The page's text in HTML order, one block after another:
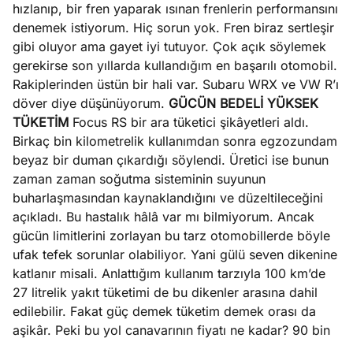
hızlanıp, bir fren yaparak ısınan frenlerin performansını
denemek istiyorum. Hiç sorun yok. Fren biraz sertleşir
gibi oluyor ama gayet iyi tutuyor. Çok açık söylemek
gerekirse son yıllarda kullandığım en başarılı otomobil.
Rakiplerinden üstün bir hali var. Subaru WRX ve VW R’ı
döver diye düşünüyorum. GÜCÜN BEDELİ YÜKSEK
TÜKETİM Focus RS bir ara tüketici şikâyetleri aldı.
Birkaç bin kilometrelik kullanımdan sonra egzozundam
beyaz bir duman çıkardığı söylendi. Üretici ise bunun
zaman zaman soğutma sisteminin suyunun
buharlaşmasından kaynaklandığını ve düzeltileceğini
açıkladı. Bu hastalık hâlâ var mı bilmiyorum. Ancak
gücün limitlerini zorlayan bu tarz otomobillerde böyle
ufak tefek sorunlar olabiliyor. Yani gülü seven dikenine
katlanır misali. Anlattığım kullanım tarzıyla 100 km’de
27 litrelik yakıt tüketimi de bu dikenler arasına dahil
edilebilir. Fakat güç demek tüketim demek orası da
aşikâr. Peki bu yol canavarının fiyatı ne kadar? 90 bin